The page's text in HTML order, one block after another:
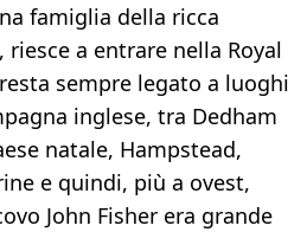
famiglia della ricca
a entrare nella Royal
sempre legato a luoghi
inglese, tra Dedham
natale, Hampstead,
e quindi, più a ovest,
John Fisher era grande